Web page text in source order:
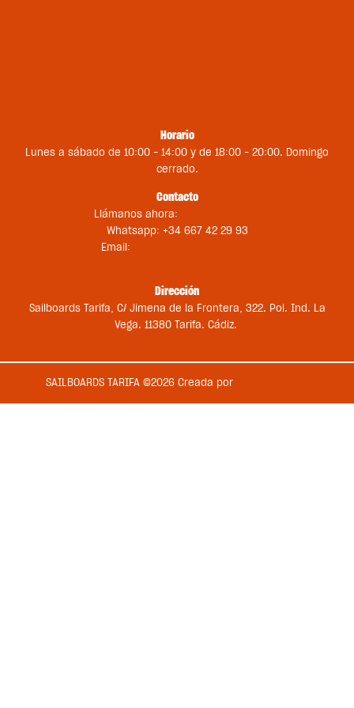
Horario
Lunes a sábado de 10:00 – 14:00 y de 18:00 – 20:00. Domingo
cerrado.
Contacto
Llámanos ahora:
Whatsapp: +34 667 42 29 93
Email:
Dirección
Sailboards Tarifa, C/ Jimena de la Frontera, 322. Pol. Ind. La
Vega. 11380 Tarifa. Cádiz.
SAILBOARDS TARIFA ©2026 Creada por